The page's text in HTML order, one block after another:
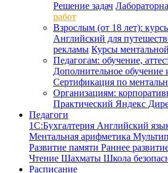
Решение задач
работ
Взрослым (от 18 лет):
Английский для
рекламы Курсы
Педагогам: обучение,
Дополнительное обучение
Сертификация по
Организациям:
Практический Яндекс
Педагоги
1С:Бухгалтерия Английский
Ментальная арифметика
Развитие памяти Раннее
Чтение Шахматы Школа
Расписание